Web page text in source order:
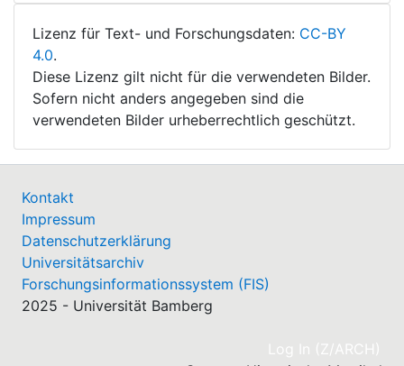
Lizenz für Text- und Forschungsdaten: CC-BY
4.0.
Diese Lizenz gilt nicht für die verwendeten Bilder.
Sofern nicht anders angegeben sind die
verwendeten Bilder urheberrechtlich geschützt.
Kontakt
Impressum
Datenschutzerklärung
Universitätsarchiv
Forschungsinformationssystem (FIS)
2025 - Universität Bamberg
Log In (Z/ARCH)